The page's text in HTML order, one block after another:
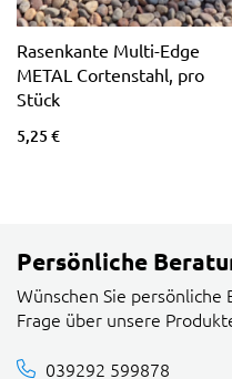
Rasenkante Multi-Edge
METAL Cortenstahl, pro
Stück
5,25 €
Persönliche
Wünschen Sie persönliche
Frage über unsere
039292 599878